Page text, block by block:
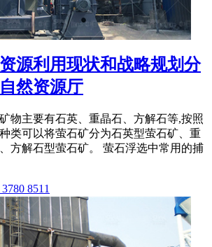
源利用现状和战略规划分
然资源厅
物主要有石英、重晶石、方解石等,按照
类可以将萤石矿分为石英型萤石矿、重
方解石型萤石矿。 萤石浮选中常用的捕
8511